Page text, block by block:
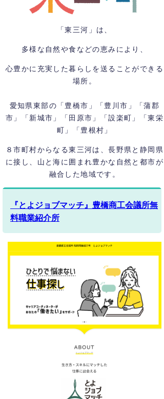
「東三河」は、
多様な自然や食などの恵みにより、
心豊かに充実した暮らしを送ることができる
場所。
愛知県東部の「豊橋市」「豊川市」「蒲郡
市」「新城市」「田原市」「設楽町」「東栄
町」「豊根村」
８市町村からなる東三河は、長野県と静岡県
に接し、山と海に囲まれ豊かな自然と都市が
融合した地域です。
『とよジョブマッチ』豊橋商工会議所無
料職業紹介所